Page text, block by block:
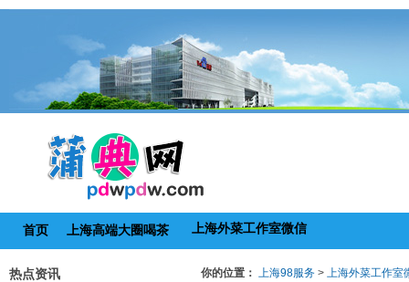
首页 上海高端大圈喝茶 上海外菜工作室微信
热点资讯 你的位置： 上海98服务 > 上海外菜工作室